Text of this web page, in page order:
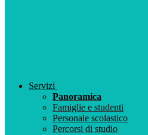
Servizi
Panoramica
Famiglie e studenti
Personale scolastico
Percorsi di studio